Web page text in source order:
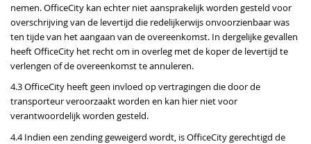
nemen. OfficeCity kan echter niet aansprakelijk worden gesteld voor
overschrijving van de levertijd die redelijkerwijs onvoorzienbaar was
ten tijde van het aangaan van de overeenkomst. In dergelijke gevallen
heeft OfficeCity het recht om in overleg met de koper de levertijd te
verlengen of de overeenkomst te annuleren.
4.3 OfficeCity heeft geen invloed op vertragingen die door de
transporteur veroorzaakt worden en kan hier niet voor
verantwoordelijk worden gesteld.
4.4 Indien een zending geweigerd wordt, is OfficeCity gerechtigd de